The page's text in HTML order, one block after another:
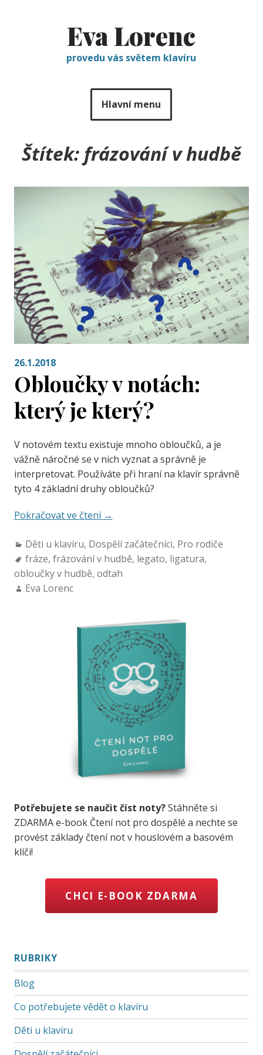
Eva Lorenc
provedu vás světem klavíru
Hlavní menu
Štítek: frázování v hudbě
26.1.2018
Obloučky v notách:
který je který?
V notovém textu existuje mnoho obloučků, a je
vážně náročné se v nich vyznat a správně je
interpretovat. Používáte při hraní na klavír správně
tyto 4 základní druhy obloučků?
Pokračovat ve čtení →
Děti u klavíru, Dospělí začátečníci, Pro rodiče
fráze, frázování v hudbě, legato, ligatura,
obloučky v hudbě, odtah
Eva Lorenc
Potřebujete se naučit číst noty?Stáhněte si
ZDARMA e-book Čtení not pro dospělé a nechte se
provést základy čtení not v houslovém a basovém
klíči!
CHCI E-BOOK ZDARMA
RUBRIKY
Blog
Co potřebujete vědět o klavíru
Děti u klavíru